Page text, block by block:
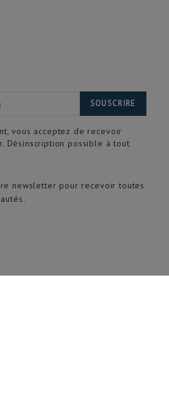
newsletter pour recevoir toutes
SOUSCRIRE
vous acceptez de recevoir
Désinscription possible à tout